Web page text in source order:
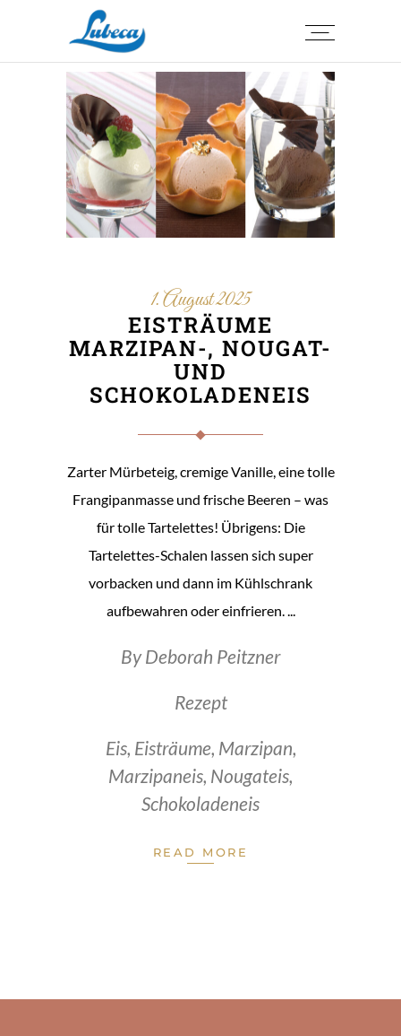
1. August 2025
EISTRÄUME
MARZIPAN-, NOUGAT-
UND
SCHOKOLADENEIS
Zarter Mürbeteig, cremige Vanille, eine tolle
Frangipanmasse und frische Beeren – was
für tolle Tartelettes! Übrigens: Die
Tartelettes-Schalen lassen sich super
vorbacken und dann im Kühlschrank
aufbewahren oder einfrieren.
ByDeborah Peitzner
Rezept
Eis, Eisträume, Marzipan,
Marzipaneis, Nougateis,
Schokoladeneis
READ MORE